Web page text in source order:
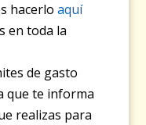
hacerlo aquí
en toda la
de gasto
que te informa
realizas para